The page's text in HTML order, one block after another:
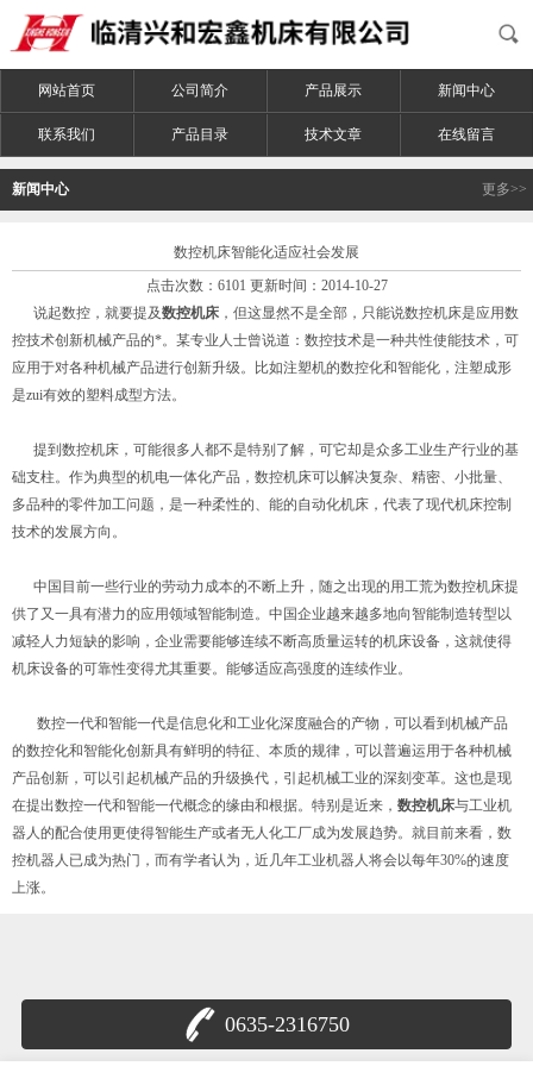
网站首页 公司简介 产品展示 新闻中心
联系我们 产品目录 技术文章 在线留言
新闻中心 更多>>
数控机床智能化适应社会发展
点击次数：6101 更新时间：2014-10-27
说起数控，就要提及数控机床 ，但这显然不是全部，只能说数控机床是应用数
控技术创新机械产品的*。某专业人士曾说道：数控技术是一种共性使能技术，可
应用于对各种机械产品进行创新升级。比如注塑机的数控化和智能化，注塑成形
是zui有效的塑料成型方法。
提到数控机床，可能很多人都不是特别了解，可它却是众多工业生产行业的基
础支柱。作为典型的机电一体化产品，数控机床可以解决复杂、精密、小批量、
多品种的零件加工问题，是一种柔性的、能的自动化机床，代表了现代机床控制
技术的发展方向。
中国目前一些行业的劳动力成本的不断上升，随之出现的用工荒为数控机床提
供了又一具有潜力的应用领域智能制造。中国企业越来越多地向智能制造转型以
减轻人力短缺的影响，企业需要能够连续不断高质量运转的机床设备，这就使得
机床设备的可靠性变得尤其重要。能够适应高强度的连续作业。
数控一代和智能一代是信息化和工业化深度融合的产物，可以看到机械产品
的数控化和智能化创新具有鲜明的特征、本质的规律，可以普遍运用于各种机械
产品创新，可以引起机械产品的升级换代，引起机械工业的深刻变革。这也是现
在提出数控一代和智能一代概念的缘由和根据。特别是近来， 数控机床与工业机
器人的配合使用更使得智能生产或者无人化工厂成为发展趋势。就目前来看，数
控机器人已成为热门，而有学者认为，近几年工业机器人将会以每年30%的速度
上涨。
0635-2316750